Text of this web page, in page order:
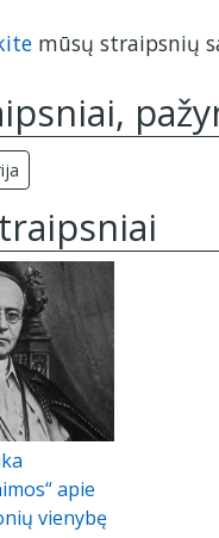
mūsų straipsnių
apie
vienybę